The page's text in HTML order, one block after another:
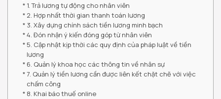
1. Trả lương tự động cho nhân viên
2. Hợp nhất thời gian thanh toán lương
3. Xây dựng chính sách tiền lương minh bạch
4. Đón nhận ý kiến đóng góp từ nhân viên
5. Cập nhật kịp thời các quy định của pháp luật về tiền
lương
6. Quản lý khoa học các thông tin về nhân sự
7. Quản lý tiền lương cần được liên kết chặt chẽ với việc
chấm công
8. Khai báo thuế online